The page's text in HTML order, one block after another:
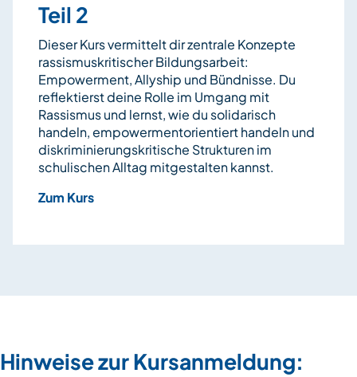
Teil 2
Dieser Kurs vermittelt dir zentrale Konzepte
rassismuskritischerBildungsarbeit:
Empowerment,Allyship und Bündnisse. Du
reflektierst deine Rolle im Umgang mit
Rassismus und lernst, wie du solidarisch
handeln,empowermentorientierthandelnund
diskriminierungskritische Strukturen im
schulischen Alltag mitgestalten kannst.
Zum Kurs
Hinweise zur Kursanmeldung: